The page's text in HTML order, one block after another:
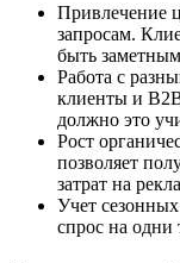
Привлечение
запросам.
быть
Работа с
клиенты и
должно это
Рост
позволяет
затрат на
Учет
спрос на